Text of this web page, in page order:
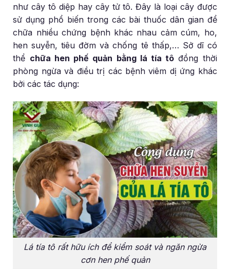
như cây tô diệp hay cây tử tô. Đây là loại cây được
sử dụng phổ biến trong các bài thuốc dân gian để
chữa nhiều chứng bệnh khác nhau cảm cúm, ho,
hen suyễn, tiêu đờm và chống tê thấp,… Sở dĩ có
thể chữa hen phế quản bằng lá tía tô đồng thời
phòng ngừa và điều trị các bệnh viêm dị ứng khác
bởi các tác dụng:
Lá tía tô rất hữu ích để kiểm soát và ngăn ngừa
cơn hen phế quản